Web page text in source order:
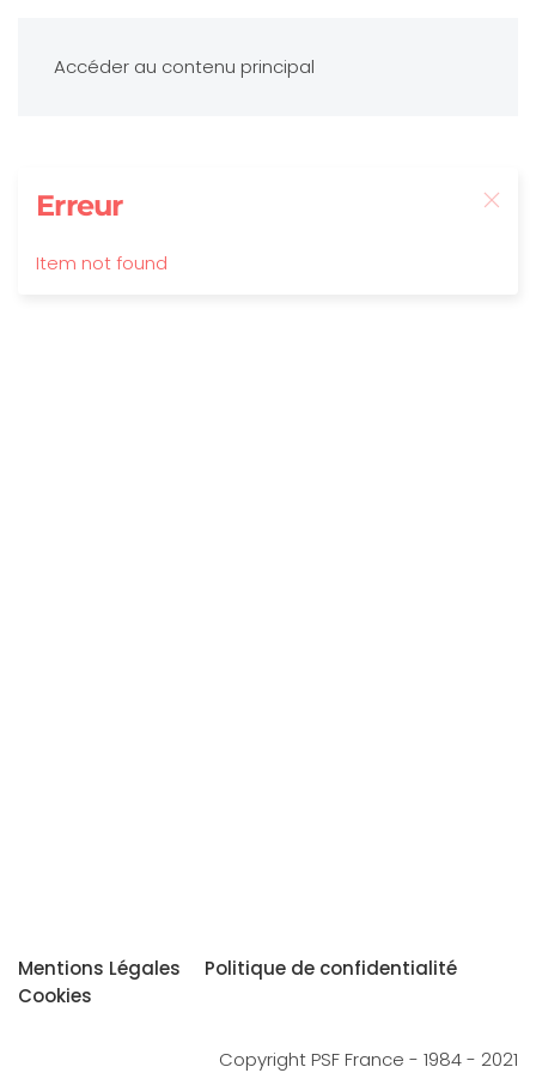
Accéder au contenu principal
Erreur
Item not found
Mentions Légales
Politique de confidentialité
Cookies
Copyright PSF France - 1984 - 2021